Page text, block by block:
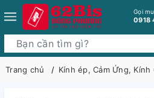
Gọi
0918
Trang chủ Kính ép, Cảm Ứng, Kính